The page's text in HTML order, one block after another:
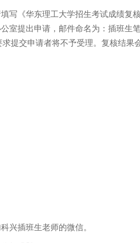
《华东理工大学招生考试成绩复
室提出申请，邮件命名为：插班生
求提交申请者将不予受理。复核结果
兴插班生老师的微信。